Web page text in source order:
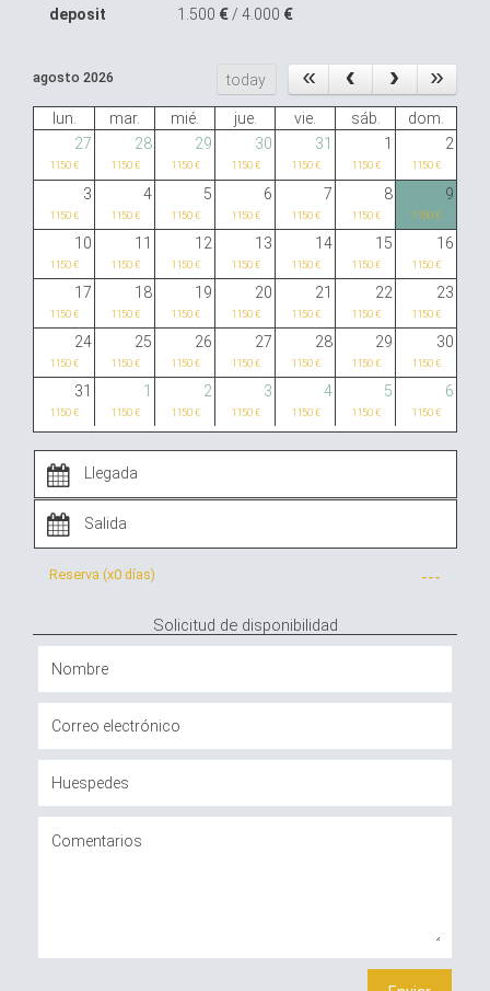
deposit 1.500 € / 4.000 €
agosto 2026 today
lun. mar. mié. jue. vie. sáb.
dom.
27
28 29 30 31 1 2
1150 € 1150 € 1150 € 1150 € 1150 € 1150 € 1150 €
3 4 5 6 7 8 9
1150 € 1150 € 1150 € 1150 € 1150 € 1150 € 1150 €
10 11 12 13 14 15 16
1150 € 1150 € 1150 € 1150 € 1150 € 1150 € 1150 €
17 18 19 20 21 22 23
1150 € 1150 € 1150 € 1150 € 1150 € 1150 € 1150 €
24 25 26 27 28 29 30
1150 € 1150 € 1150 € 1150 € 1150 € 1150 € 1150 €
31 1 2 3 4 5 6
1150 € 1150 € 1150 € 1150 € 1150 € 1150 € 1150 €
Reserva (x0 días) ---
Solicitud de disponibilidad